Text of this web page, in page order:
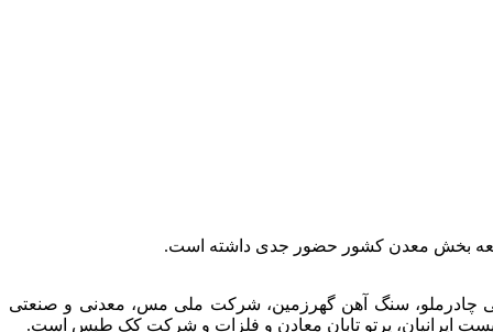
بخش معدن کشور حضور جدی داشته است.
چادرملو، سنگ آهن گهرزمین، شرکت ملی مس، معدنی و صنعتی
ایرانیان، پرتو تابان معادن و فلزات و شرکت کک طبس است.